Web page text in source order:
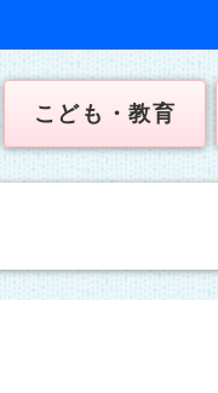
こども・教育